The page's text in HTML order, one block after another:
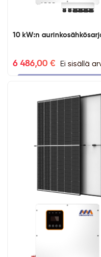
10 kW:n
6 486,00 € Ei sisällä